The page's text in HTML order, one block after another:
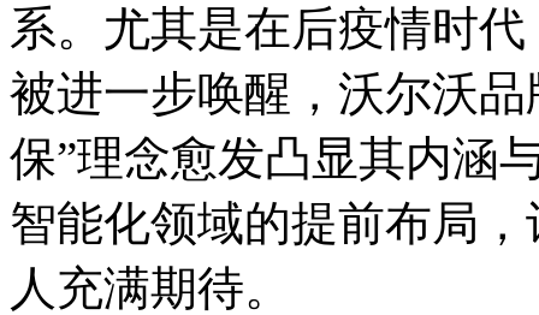
系。尤其是在后疫情时
被进一步唤醒，沃尔沃
保”理念愈发凸显其内涵
智能化领域的提前布局
人充满期待。